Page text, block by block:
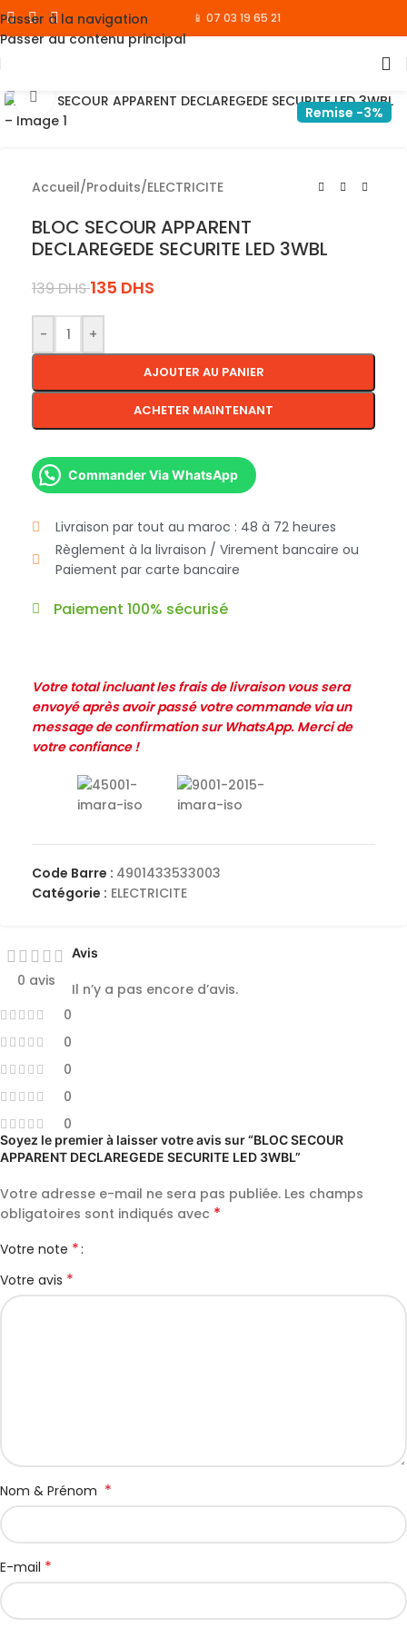
Passer à la navigation
Passer au contenu principal
📱 07 03 19 65 21
Remise -3%
Cliquez pour agrandir
Accueil/Produits/ELECTRICITE
BLOC SECOUR APPARENT
DECLAREGEDE SECURITE LED 3WBL
139DHS 135 DHS
- +
AJOUTER AU PANIER
ACHETER MAINTENANT
Commander Via WhatsApp
Livraison par tout au maroc : 48 à 72 heures
Règlement à la livraison / Virement bancaire ou
Paiement par carte bancaire
Paiement 100% sécurisé
Votre total incluant les frais de livraison vous sera
envoyé après avoir passé votre commande via un
message de confirmation sur WhatsApp. Merci de
votre confiance !
Code Barre : 4901433533003
Catégorie : ELECTRICITE
0 avis
0
0
0
0
0
Avis
Il n’y a pas encore d’avis.
Soyez le premier à laisser votre avis sur “BLOC SECOUR
APPARENT DECLAREGEDE SECURITE LED 3WBL”
Votre adresse e-mail ne sera pas publiée. Les champs
obligatoires sont indiqués avec *
Votre note *
Votre avis *
Nom & Prénom *
E-mail *